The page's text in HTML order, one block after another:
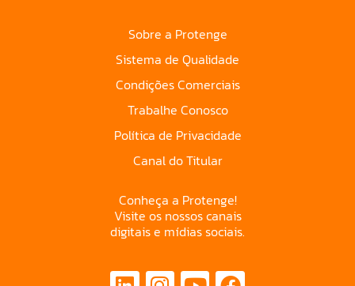
Sobre a Protenge
Sistema de Qualidade
Condições Comerciais
Trabalhe Conosco
Política de Privacidade
Canal do Titular
Conheça a Protenge!
Visite os nossos canais
digitais e mídias sociais.